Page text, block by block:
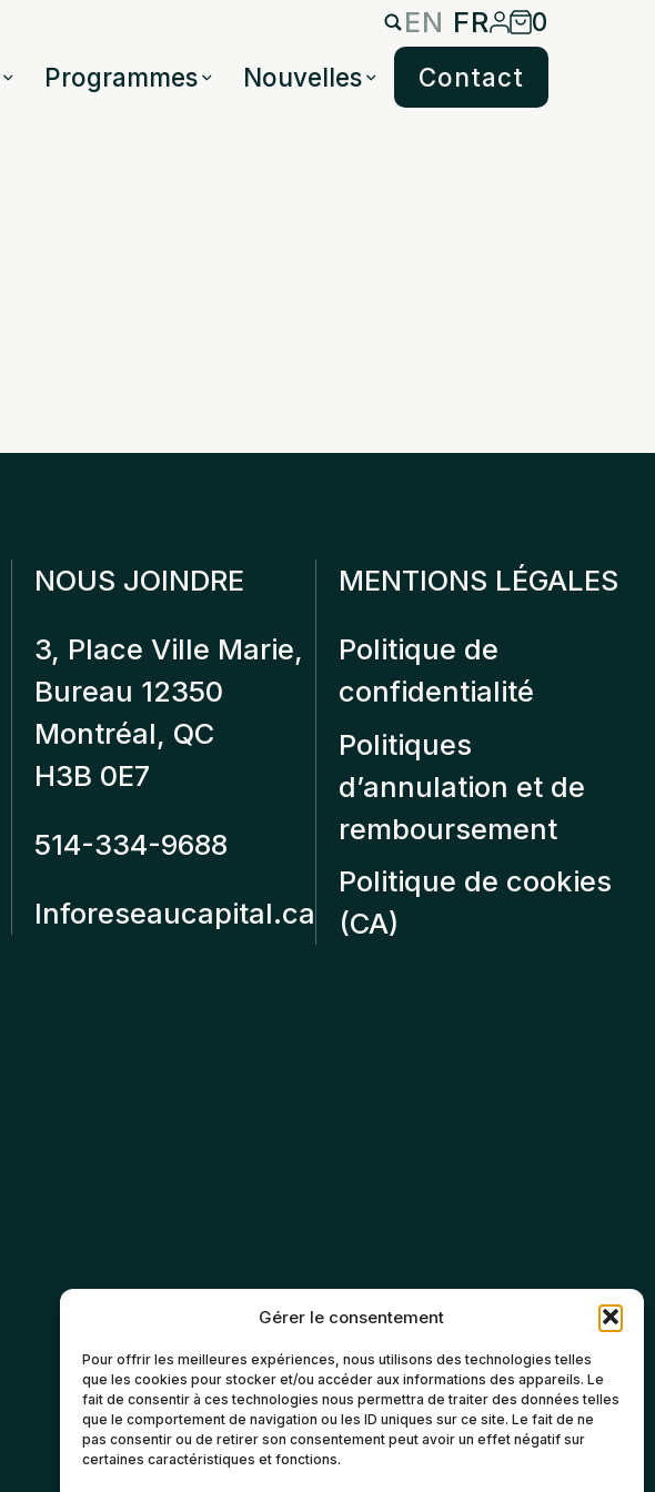
Gérer le consentement
Pour offrir les meilleures expériences, nous utilisons des technologies telles
que les cookies pour stocker et/ou accéder aux informations des appareils. Le
fait de consentir à ces technologies nous permettra de traiter des données telles
que le comportement de navigation ou les ID uniques sur ce site. Le fait de ne
pas consentir ou de retirer son consentement peut avoir un effet négatif sur
certaines caractéristiques et fonctions.
EN FR
0
Programmes Nouvelles Contact
NOUS JOINDRE
3, Place Ville Marie,
Bureau 12350
Montréal, QC
H3B 0E7
514-334-9688
Inforeseaucapital.ca
MENTIONS LÉGALES
Politique de
confidentialité
Politiques
d’annulation et de
remboursement
Politique de cookies
(CA)